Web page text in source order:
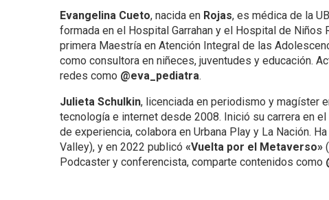
Evangelina Cueto, nacida en Rojas, es médica de la
formada en el Hospital Garrahan y el Hospital de
primera Maestría en Atención Integral de las
como consultora en niñeces, juventudes y educación.
redes como @eva_pediatra.
Julieta Schulkin, licenciada en periodismo y magíster
tecnología e internet desde 2008. Inició su carrera en
de experiencia, colabora en Urbana Play y La Nación.
Valley), y en 2022 publicó «Vuelta por el Metaverso»
Podcaster y conferencista, comparte contenidos como